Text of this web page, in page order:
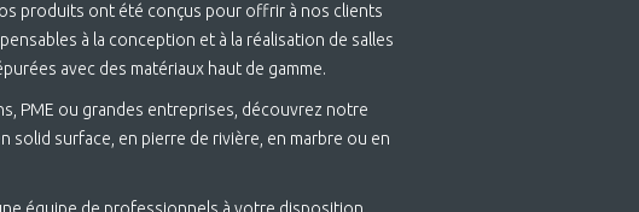
produits ont été conçus pour offrir à nos clients
à la conception et à la réalisation de salles
avec des matériaux haut de gamme.
PME ou grandes entreprises, découvrez notre
solid surface, en pierre de rivière, en marbre ou en